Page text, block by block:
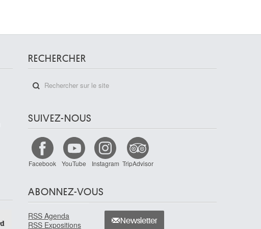
RECHERCHER
SUIVEZ-NOUS
Facebook YouTube Instagram TripAdvisor
ABONNEZ-VOUS
RSS Agenda
RSS Expositions
Newsletter